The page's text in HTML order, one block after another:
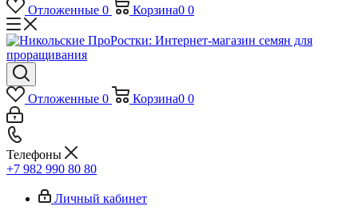
Отложенные 0 Корзина0 0
Отложенные 0 Корзина0 0
Телефоны
+7 982 990 80 80
Личный кабинет